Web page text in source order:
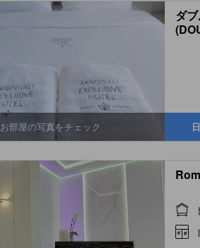
お部屋の写真をチェック
ダ